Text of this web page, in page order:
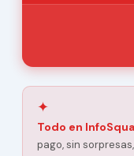
✦
Todo en
pago, sin